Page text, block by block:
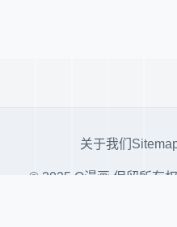
关于我们
© 2025 Q漫画 保留所有